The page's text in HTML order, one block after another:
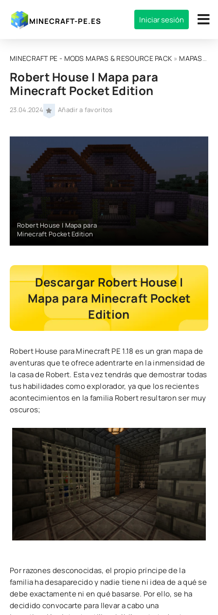
MINECRAFT-PE.ES Iniciar sesión
MINECRAFT PE - MODS MAPAS & RESOURCE PACK » MAPAS»
Robert House | Mapa para
Minecraft Pocket Edition
23.04.2024 Añadir a favoritos
Robert House | Mapa para
Minecraft Pocket Edition
Descargar Robert House |
Mapa para Minecraft Pocket
Edition
Robert House para Minecraft PE 1.18 es un gran mapa de
aventuras que te ofrece adentrarte en la inmensidad de
la casa de Robert. Esta vez tendrás que demostrar todas
tus habilidades como explorador, ya que los recientes
acontecimientos en la familia Robert resultaron ser muy
oscuros;
Por razones desconocidas, el propio príncipe de la
familia ha desaparecido y nadie tiene ni idea de a qué se
debe exactamente ni en qué basarse. Por ello, se ha
decidido convocarte para llevar a cabo una